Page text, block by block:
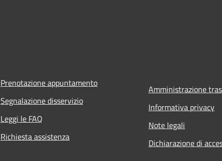
Prenotazione appuntamento
Segnalazione disservizio
Leggi le FAQ
Richiesta assistenza
Amministrazione
Informativa privacy
Note legali
Dichiarazione di